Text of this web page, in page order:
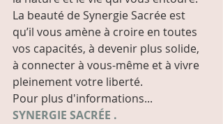
La beauté de Synergie Sacrée est
qu’il vous amène à croire en toutes
vos capacités, à devenir plus solide,
à connecter à vous-même et à vivre
pleinement votre liberté.
Pour plus d'informations...
SYNERGIE SACRÉE .